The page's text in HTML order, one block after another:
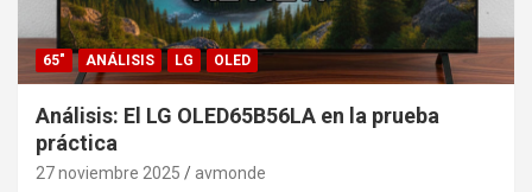
65" ANÁLISIS LG OLED
Análisis: El LG OLED65B56LA en la prueba
práctica
27 noviembre 2025 avmonde